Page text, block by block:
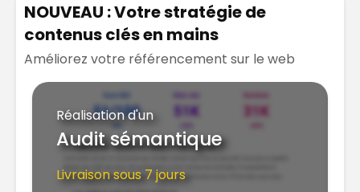
NOUVEAU : Votre stratégie de
contenus clés en mains
Améliorez votre référencement sur le web
Réalisation d'un
Audit sémantique
Livraison sous 7 jours